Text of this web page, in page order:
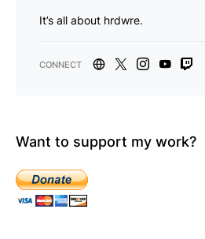
It’s all about hrdwre.
Want to support my work?